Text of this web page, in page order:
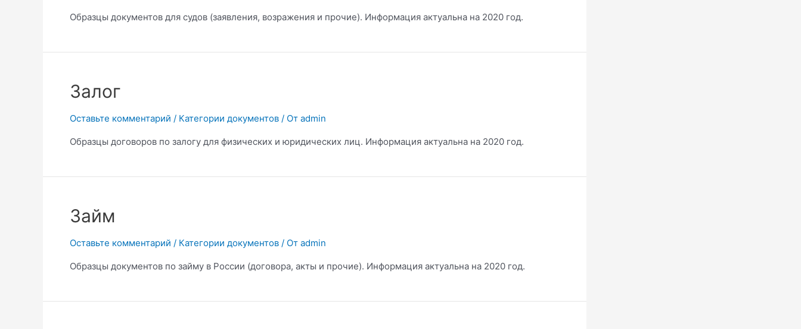
Образцы документов для судов (заявления, возражения и прочие). Информация актуальна на 2020 год.
Залог
Оставьте комментарий / Категории документов / От admin
Образцы договоров по залогу для физических и юридических лиц. Информация актуальна на 2020 год.
Займ
Оставьте комментарий / Категории документов / От admin
Образцы документов по займу в России (договора, акты и прочие). Информация актуальна на 2020 год.